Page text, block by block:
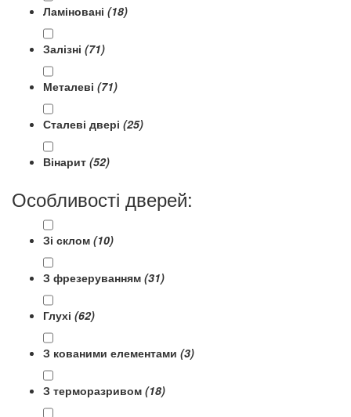
Ламіновані (18)
Залізні (71)
Металеві (71)
Сталеві двері (25)
Вінарит (52)
Особливості дверей:
Зі склом (10)
З фрезеруванням (31)
Глухі (62)
З кованими елементами (3)
З терморазривом (18)